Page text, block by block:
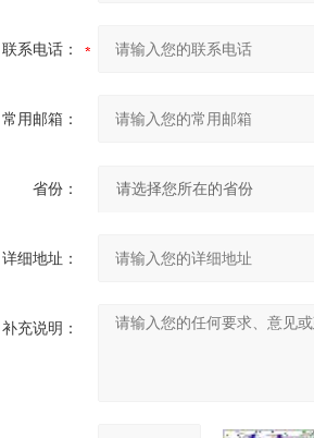
联系电话：
常用邮箱：
省份：
详细地址：
补充说明：